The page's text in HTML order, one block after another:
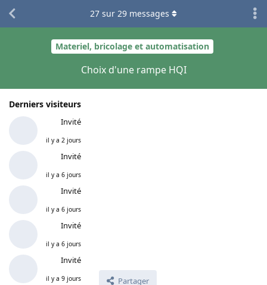
Materiel, bricolage et automatisation
Choix d'une rampe HQI
Derniers visiteurs
Invité
il y a 2 jours
Invité
il y a 6 jours
Invité
il y a 6 jours
Invité
il y a 6 jours
Invité
il y a 9 jours Partager
27 sur 29 messages